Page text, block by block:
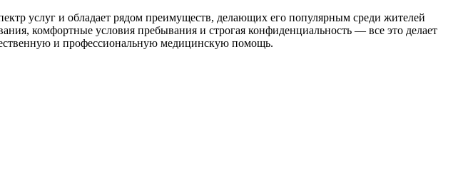
услуг и обладает рядом преимуществ, делающих его популярным среди жителей
комфортные условия пребывания и строгая конфиденциальность — все это делает
и профессиональную медицинскую помощь.